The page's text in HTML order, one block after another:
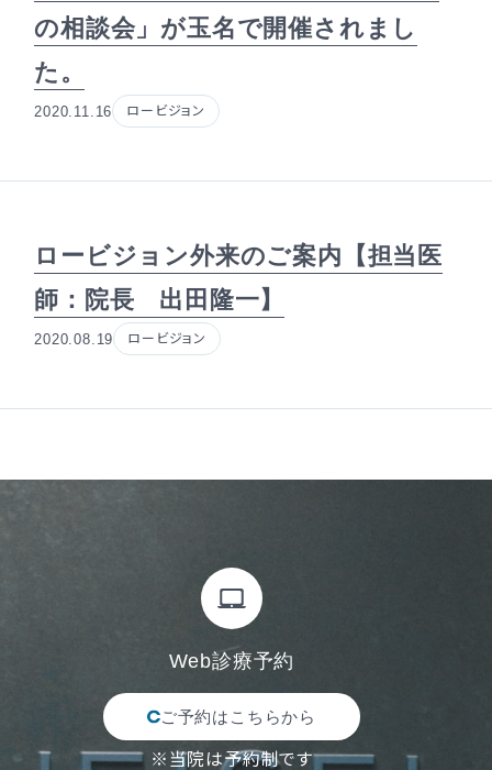
の相談会」が玉名で開催されまし
た。
2020.11.16 ロービジョン
ロービジョン外来のご案内【担当医
師：院長 出田隆一】
2020.08.19 ロービジョン
Web診療予約
ご予約はこちらから
※当院は予約制です